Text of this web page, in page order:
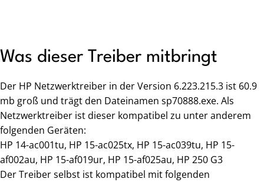
Was dieser Treiber mitbringt
Der HP Netzwerktreiber in der Version 6.223.215.3 ist 60.9
mb groß und trägt den Dateinamen sp70888.exe. Als
Netzwerktreiber ist dieser kompatibel zu unter anderem
folgenden Geräten:
HP 14-ac001tu, HP 15-ac025tx, HP 15-ac039tu, HP 15-
af002au, HP 15-af019ur, HP 15-af025au, HP 250 G3
Der Treiber selbst ist kompatibel mit folgenden